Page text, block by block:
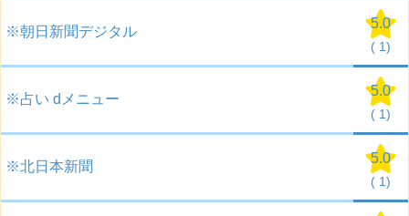
※朝日新聞デジタル
5.0
( 1)
※占い dメニュー
5.0
( 1)
※北日本新聞
5.0
( 1)